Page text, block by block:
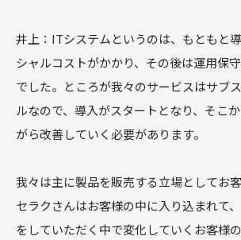
井上：ITシステムというのは、もともと
シャルコストがかかり、その後は運用保
でした。ところが我々のサービスはサブ
ルなので、導入がスタートとなり、そこ
がら改善していく必要があります。
我々は主に製品を販売する立場としてお客
セラクさんはお客様の中に入り込まれて
をしていただく中で変化していくお客様